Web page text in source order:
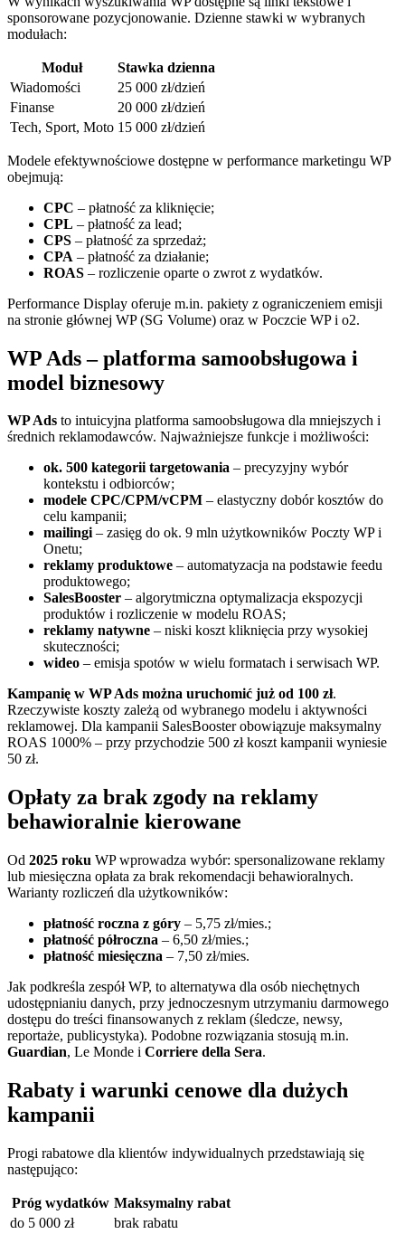
sponsorowane pozycjonowanie. Dzienne stawki w wybranych
modułach:
Moduł
Stawka dzienna
Wiadomości
25 000 zł/dzień
Finanse
20 000 zł/dzień
Tech, Sport, Moto 15 000 zł/dzień
Modele efektywnościowe dostępne w performance marketingu WP
obejmują:
CPC – płatność za kliknięcie;
CPL – płatność za lead;
CPS – płatność za sprzedaż;
CPA – płatność za działanie;
ROAS – rozliczenie oparte o zwrot z wydatków.
Performance Display oferuje m.in. pakiety z ograniczeniem emisji
na stronie głównej WP (SG Volume) oraz w Poczcie WP i o2.
WP Ads – platforma samoobsługowa i
model biznesowy
WP Ads to intuicyjna platforma samoobsługowa dla mniejszych i
średnich reklamodawców. Najważniejsze funkcje i możliwości:
ok. 500 kategorii targetowania – precyzyjny wybór
kontekstu i odbiorców;
modele CPC/CPM/vCPM – elastyczny dobór kosztów do
celu kampanii;
mailingi– zasięg do ok. 9 mln użytkowników Poczty WP i
Onetu;
reklamy produktowe – automatyzacja na podstawie feedu
produktowego;
SalesBooster – algorytmiczna optymalizacja ekspozycji
produktów i rozliczenie w modelu ROAS;
reklamy natywne – niski koszt kliknięcia przy wysokiej
skuteczności;
wideo – emisja spotów w wielu formatach i serwisach WP.
Kampanię w WP Ads można uruchomić już od 100 zł.
Rzeczywiste koszty zależą od wybranego modelu i aktywności
reklamowej. Dla kampanii SalesBooster obowiązuje maksymalny
ROAS 1000% – przy przychodzie 500 zł koszt kampanii wyniesie
50 zł.
Opłaty za brak zgody na reklamy
behawioralnie kierowane
Od 2025 roku WP wprowadza wybór: spersonalizowane reklamy
lub miesięczna opłata za brak rekomendacji behawioralnych.
Warianty rozliczeń dla użytkowników:
płatność roczna z góry – 5,75 zł/mies.;
płatność półroczna – 6,50 zł/mies.;
płatność miesięczna – 7,50 zł/mies.
Jak podkreśla zespół WP, to alternatywa dla osób niechętnych
udostępnianiu danych, przy jednoczesnym utrzymaniu darmowego
dostępu do treści finansowanych z reklam (śledcze, newsy,
reportaże, publicystyka). Podobne rozwiązania stosują m.in.
Guardian, Le Monde i Corriere della Sera.
Rabaty i warunki cenowe dla dużych
kampanii
Progi rabatowe dla klientów indywidualnych przedstawiają się
następująco:
Próg wydatków Maksymalny rabat
do 5 000 zł
brak rabatu